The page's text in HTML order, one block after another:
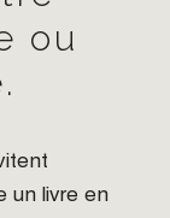
ou
un livre en